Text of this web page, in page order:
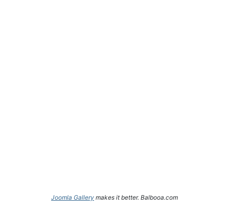
Joomla Gallery makes it better. Balbooa.com